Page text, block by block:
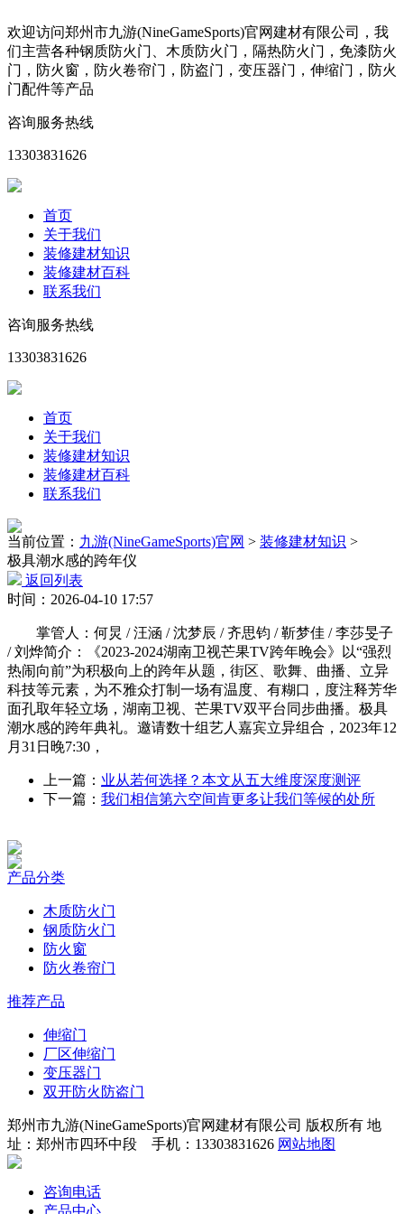
欢迎访问郑州市九游(NineGameSports)官网建材有限公司，我
们主营各种钢质防火门、木质防火门，隔热防火门，免漆防火
门，防火窗，防火卷帘门，防盗门，变压器门，伸缩门，防火
门配件等产品
咨询服务热线
13303831626
首页
关于我们
装修建材知识
装修建材百科
联系我们
咨询服务热线
13303831626
首页
关于我们
装修建材知识
装修建材百科
联系我们
当前位置： 九游(NineGameSports)官网 > 装修建材知识 >
极具潮水感的跨年仪
返回列表
时间：2026-04-10 17:57
掌管人：何炅 / 汪涵 / 沈梦辰 / 齐思钧 / 靳梦佳 / 李莎旻子
/ 刘烨简介：《2023-2024湖南卫视芒果TV跨年晚会》以“强烈
热闹向前”为积极向上的跨年从题，街区、歌舞、曲播、立异
科技等元素，为不雅众打制一场有温度、有糊口，度注释芳华
面孔取年轻立场，湖南卫视、芒果TV双平台同步曲播。极具
潮水感的跨年典礼。邀请数十组艺人嘉宾立异组合，2023年12
月31日晚7:30，
上一篇： 业从若何选择？本文从五大维度深度测评
下一篇： 我们相信第六空间肯更多让我们等候的处所
产品分类
木质防火门
钢质防火门
防火窗
防火卷帘门
推荐产品
伸缩门
厂区伸缩门
变压器门
双开防火防盗门
郑州市九游(NineGameSports)官网建材有限公司 版权所有 地
址：郑州市四环中段 手机：13303831626 网站地图
咨询电话
产品中心